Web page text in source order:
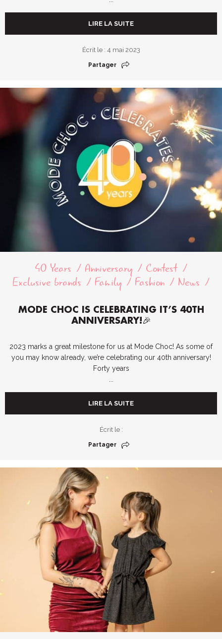
LIRE LA SUITE
Écrit le : 4 mai 2023
Partager
40 Years Anniversary
Contest
Exclusive brands
Family Fashion News
MODE CHOC IS CELEBRATING IT’S 40TH
ANNIVERSARY!🎉
2023 marks a great milestone for us at Mode Choc! As some of
you may know already, we’re celebrating our 40th anniversary!
Forty years
...
LIRE LA SUITE
Écrit le :
Partager